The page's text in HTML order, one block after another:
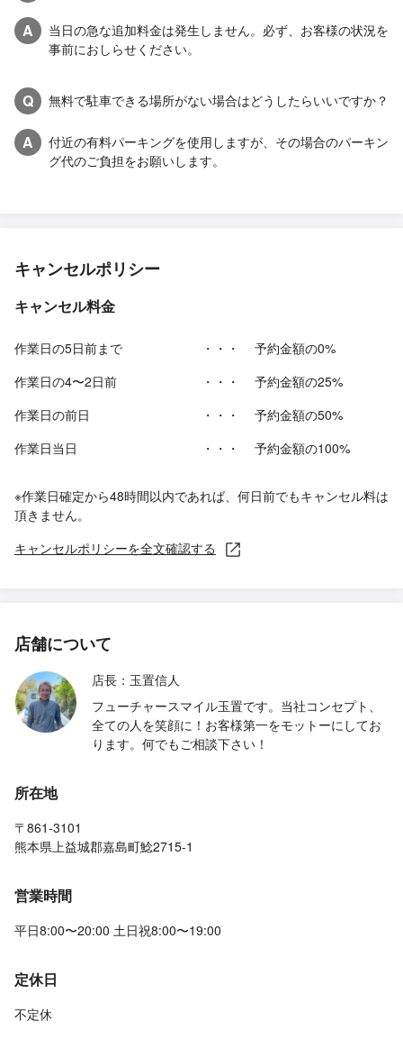
A
当日の急な追加料金は発生しません。必ず、お客様の状況を
事前におしらせください。
Q 無料で駐車できる場所がない場合はどうしたらいいですか？
A
付近の有料パーキングを使用しますが、その場合のパーキン
グ代のご負担をお願いします。
キャンセルポリシー
キャンセル料金
作業日の5日前まで ・・・
予約金額の0%
作業日の4〜2日前
・・・
予約金額の25%
作業日の前日
・・・
予約金額の50%
作業日当日
・・・ 予約金額の100%
※作業日確定から48時間以内であれば、何日前でもキャンセル料は
頂きません。
キャンセルポリシーを全文確認する
店舗について
店長：玉置信人
フューチャースマイル玉置です。当社コンセプト、
全ての人を笑顔に！お客様第一をモットーにしてお
ります。何でもご相談下さい！
所在地
〒861-3101
熊本県上益城郡嘉島町鯰2715-1
営業時間
平日8:00〜20:00 土日祝8:00〜19:00
定休日
不定休